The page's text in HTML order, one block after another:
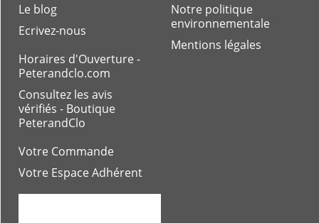
Notre politique
environnementale
Mentions légales
Le blog
Ecrivez-nous
Horaires d'Ouverture -
Peterandclo.com
Consultez les avis
vérifiés - Boutique
PeterandClo
Votre Commande
Votre Espace Adhérent